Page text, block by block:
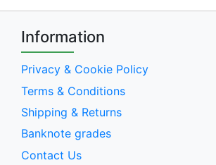
Information
Privacy & Cookie Policy
Terms & Conditions
Shipping & Returns
Banknote grades
Contact Us